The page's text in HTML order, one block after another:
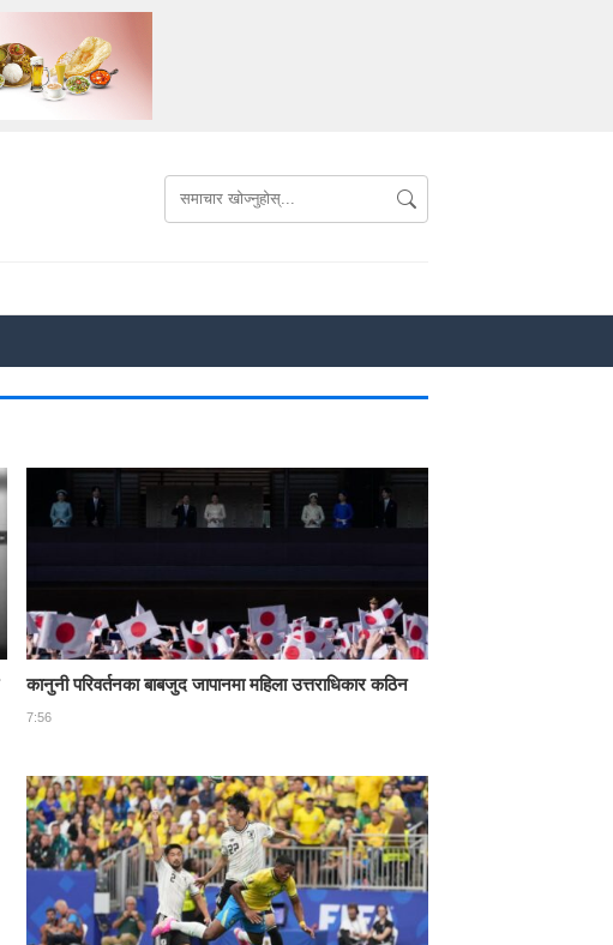
कानुनी परिवर्तनका बाबजुद जापानमा महिला उत्तराधिकार कठिन
7:56